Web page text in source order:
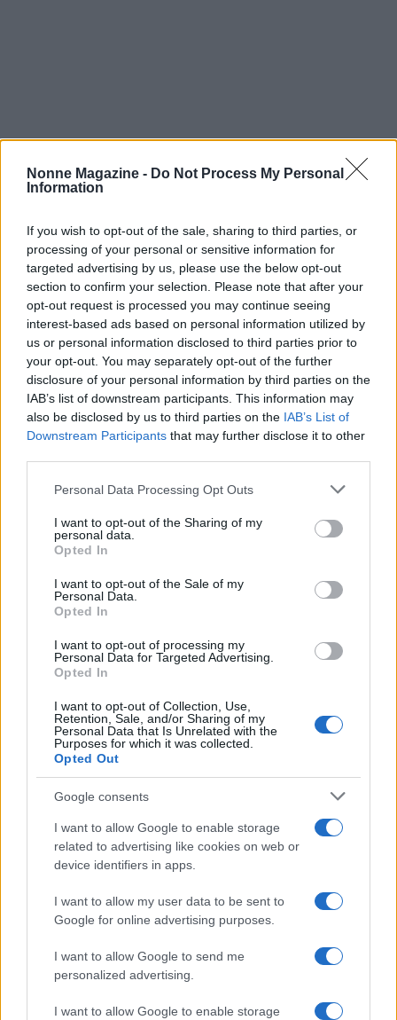
Nonne Magazine - Do Not Process My Personal
Information
If you wish to opt-out of the sale, sharing to third parties, or
processing of your personal or sensitive information for
targeted advertising by us, please use the below opt-out
section to confirm your selection. Please note that after your
opt-out request is processed you may continue seeing
interest-based ads based on personal information utilized by
us or personal information disclosed to third parties prior to
your opt-out. You may separately opt-out of the further
disclosure of your personal information by third parties on the
IAB’s list of downstream participants. This information may
also be disclosed by us to third parties on the IAB’s List of
Downstream Participants that may further disclose it to other
Please note that this website/app uses one or more Google
not limited to your visit or usage behaviour. You may click to
grant or deny consent to Google and its third-party tags to
use your data for below specified purposes in below Google
consent section.
Personal Data Processing Opt Outs
I want to opt-out of the Sharing of my
personal data.
Opted In
I want to opt-out of the Sale of my
Personal Data.
Opted In
I want to opt-out of processing my
Personal Data for Targeted Advertising.
Opted In
I want to opt-out of Collection, Use,
Retention, Sale, and/or Sharing of my
Personal Data that Is Unrelated with the
Purposes for which it was collected.
Opted Out
Google consents
I want to allow Google to enable storage
related to advertising like cookies on web or
device identifiers in apps.
I want to allow my user data to be sent to
Google for online advertising purposes.
I want to allow Google to send me
personalized advertising.
I want to allow Google to enable storage
Continua a leggere
SALUTE
Prestiti per le vacanze: chi li richiede e perché
SALUTE
Scopri come funzionano le anticipazioni e il riscatto
del fondo pensione
Beatrice Beretta · 6 Ago 2026